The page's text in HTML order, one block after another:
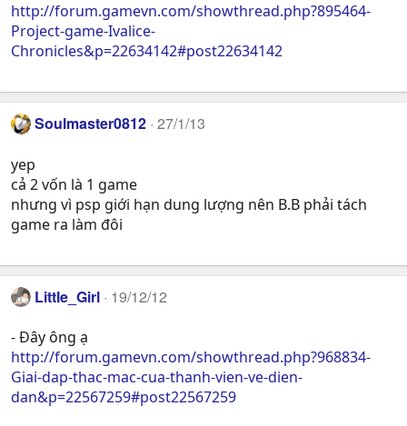
http://forum.gamevn.com/showthread.php?895464-
Project-game-Ivalice-
Chronicles&p=22634142#post22634142
Soulmaster0812 27/1/13
yep
cả 2 vốn là 1 game
nhưng vì psp giới hạn dung lượng nên B.B phải tách
game ra làm đôi
Little_Girl 19/12/12
- Đây ông ạ
http://forum.gamevn.com/showthread.php?968834-
Giai-dap-thac-mac-cua-thanh-vien-ve-dien-
dan&p=22567259#post22567259